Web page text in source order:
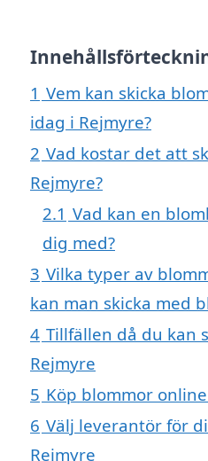
1 Vem kan skicka
idag i Rejmyre?
2 Vad kostar det att
Rejmyre?
2.1 Vad kan en
dig med?
3 Vilka typer av
kan man skicka med
4 Tillfällen då du kan
Rejmyre
5 Köp blommor
6 Välj leverantör för
Rejmyre